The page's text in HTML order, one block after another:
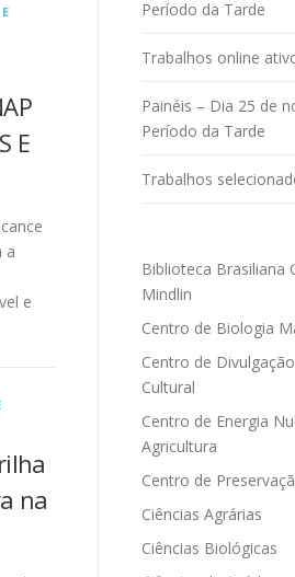
E
a
e
na
Período da Tarde
Trabalhos online
Painéis – Dia 25 de
Período da Tarde
Trabalhos
Biblioteca Brasiliana
Mindlin
Centro de Biologia
Centro de
Cultural
Centro de Energia
Agricultura
Centro de
Ciências Agrárias
Ciências Biológicas